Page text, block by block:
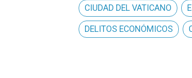
CIUDAD DEL VATICANO
DELITOS ECONÓMICOS